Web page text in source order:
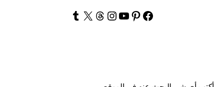
Facebook
Pinterest
YouTube
Instagram
Threads
X
Tumblr